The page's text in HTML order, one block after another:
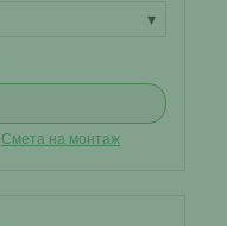
▾
Смета на монтаж